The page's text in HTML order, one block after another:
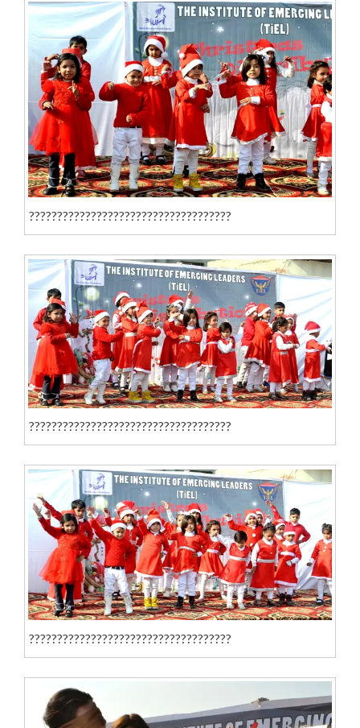
????????????????????????????????????
????????????????????????????????????
????????????????????????????????????